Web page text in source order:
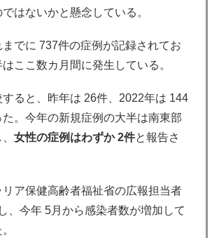
はないかと懸念している。
でに 737件の症例が記録されてお
ここ数カ月間に発生している。
ると、昨年は 26件、2022年は 144
。今年の新規症例の大半は南東部
女性の症例はわずか 2件と報告さ
ア保健高齢者福祉省の広報担当者
、今年 5月から感染者数が増加して